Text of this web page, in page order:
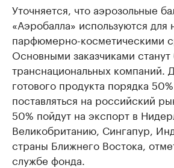
Уточняется, что аэрозольные
«Аэробалла» используются для
парфюмерно-косметическими
Основными заказчиками
транснациональных компаний.
готового продукта порядка
поставляться на российский
50% пойдут на экспорт в
Великобританию, Сингапур,
страны Ближнего Востока,
службе фонда.